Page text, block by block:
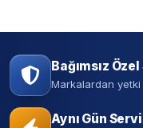
Bağımsız
Markalardan yetki
Aynı Gün